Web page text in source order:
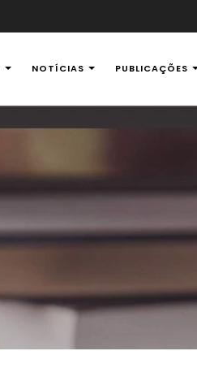
NOTÍCIAS PUBLICAÇÕES